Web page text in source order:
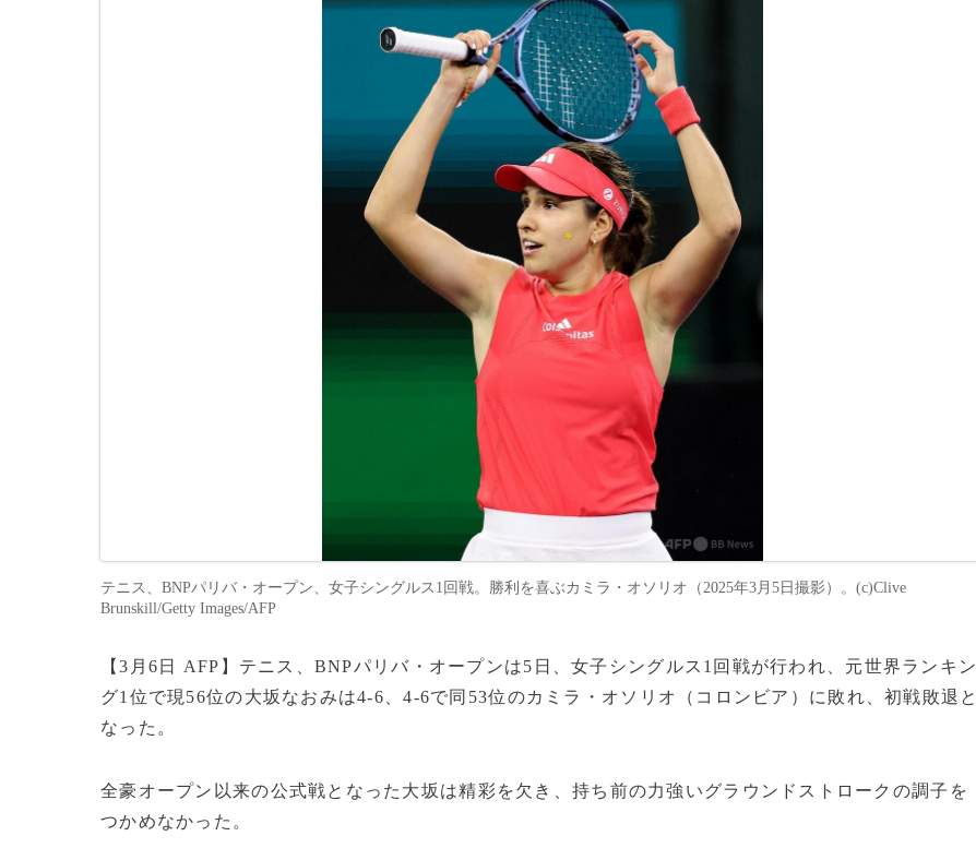
テニス、BNPパリバ・オープン、女子シングルス1回戦。勝利を喜ぶカミラ・オソリオ（2025年3月5日撮影）。(c)Clive
Brunskill/Getty Images/AFP
【3月6日 AFP】テニス、BNPパリバ・オープンは5日、女子シングルス1回戦が行われ、元世界ランキン
グ1位で現56位の大坂なおみは4-6、4-6で同53位のカミラ・オソリオ（コロンビア）に敗れ、初戦敗退と
なった。
全豪オープン以来の公式戦となった大坂は精彩を欠き、持ち前の力強いグラウンドストロークの調子を
つかめなかった。